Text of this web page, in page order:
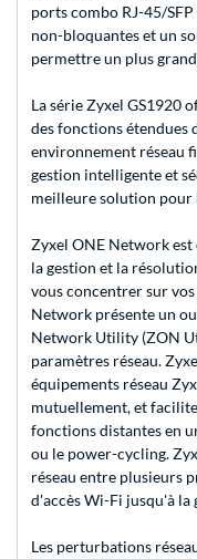
ports combo RJ-45/
non-bloquantes et un
permettre un plus
La série Zyxel GS1920
des fonctions étendues
environnement réseau
gestion intelligente et
meilleure solution pour
Zyxel ONE Network
la gestion et la
vous concentrer sur
Network présente un
Network Utility (ZON
paramètres réseau.
équipements réseau
mutuellement, et
fonctions distantes en
ou le power-cycling.
réseau entre plusieurs
d'accès Wi-Fi jusqu'à la
Les perturbations